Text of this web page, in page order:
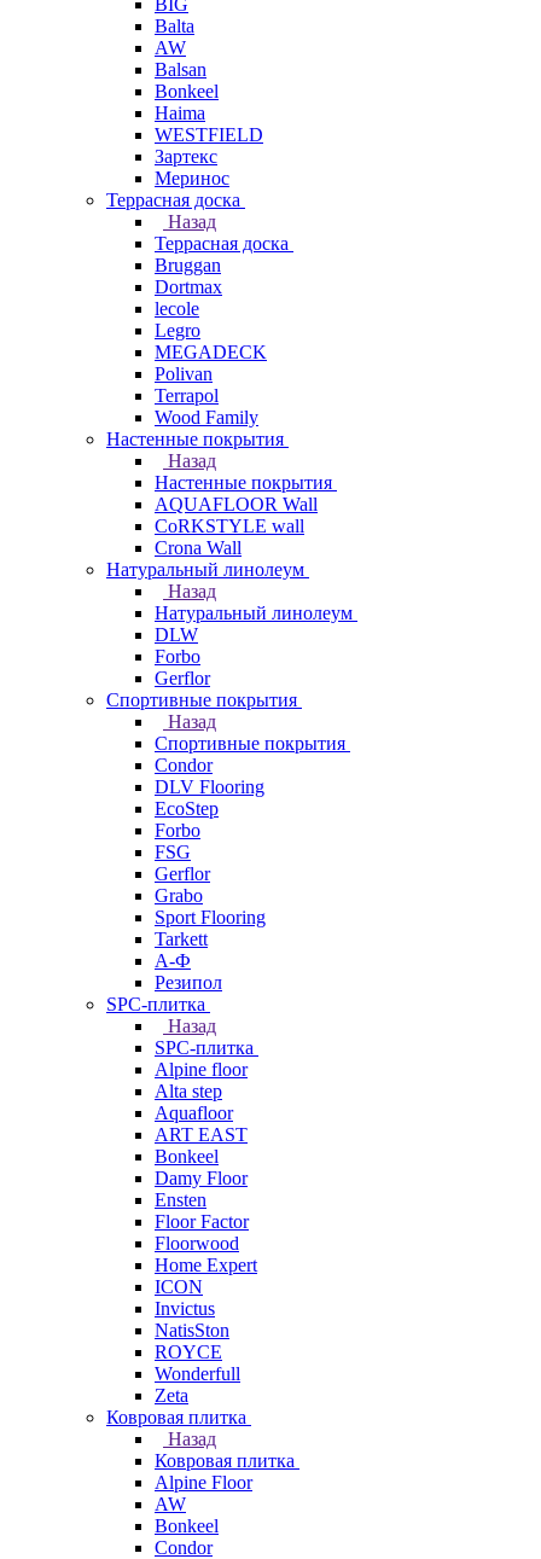
BIG
Balta
AW
Balsan
Bonkeel
Haima
WESTFIELD
Зартекс
Меринос
Террасная доска
Назад
Террасная доска
Bruggan
Dortmax
lecole
Legro
MEGADECK
Polivan
Terrapol
Wood Family
Настенные покрытия
Назад
Настенные покрытия
AQUAFLOOR Wall
CoRKSTYLE wall
Crona Wall
Натуральный линолеум
Назад
Натуральный линолеум
DLW
Forbo
Gerflor
Спортивные покрытия
Назад
Спортивные покрытия
Condor
DLV Flooring
EcoStep
Forbo
FSG
Gerflor
Grabo
Sport Flooring
Tarkett
А-Ф
Резипол
SPC-плитка
Назад
SPC-плитка
Alpine floor
Alta step
Aquafloor
ART EAST
Bonkeel
Damy Floor
Ensten
Floor Factor
Floorwood
Home Expert
ICON
Invictus
NatisSton
ROYCE
Wonderfull
Zeta
Ковровая плитка
Назад
Ковровая плитка
Alpine Floor
AW
Bonkeel
Condor